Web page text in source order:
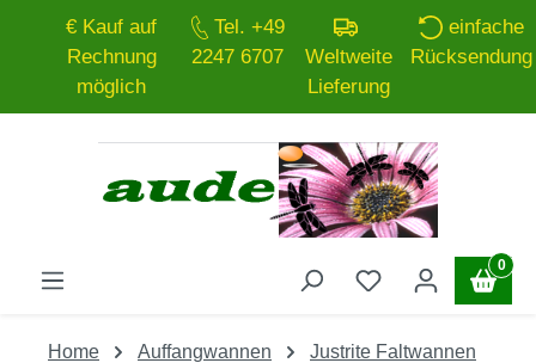
Zum Hauptinhalt springen
€ Kauf auf
Rechnung
möglich
Tel. +49
2247 6707
Weltweite
Lieferung
einfache
Rücksendung
0
Home Auffangwannen
Justrite Faltwannen